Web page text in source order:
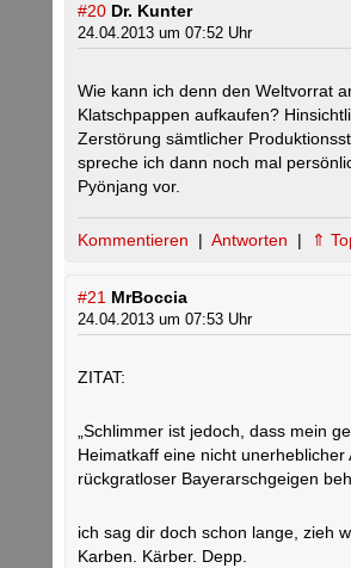
#20 Dr. Kunter
24.04.2013 um 07:52 Uhr
Wie kann ich denn den Weltvorrat
Klatschpappen aufkaufen?
Zerstörung sämtlicher
spreche ich dann noch mal
Pyönjang vor.
Kommentieren | Antworten | ⇑
#21 MrBoccia
24.04.2013 um 07:53 Uhr
ZITAT:
„Schlimmer ist jedoch, dass mein
Heimatkaff eine nicht unerheblicher
rückgratloser Bayerarschgeigen
ich sag dir doch schon lange, zieh
Karben. Kärber. Depp.